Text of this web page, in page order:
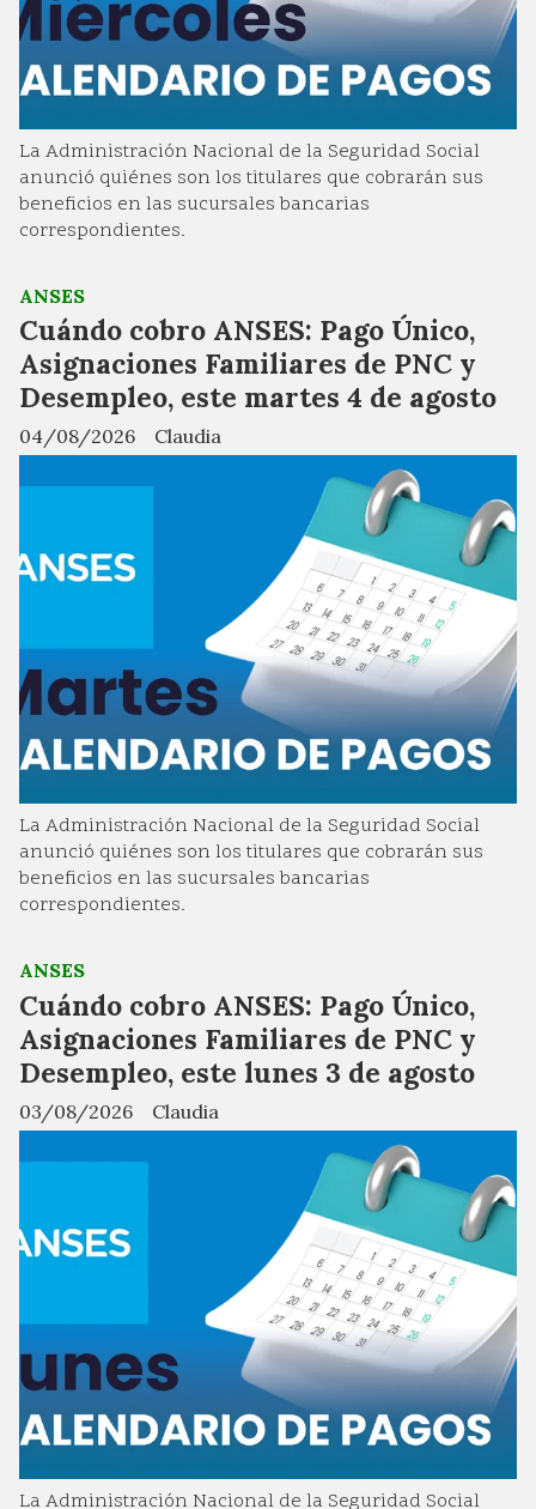
La Administración Nacional de la Seguridad Social
anunció quiénes son los titulares que cobrarán sus
beneficios en las sucursales bancarias
correspondientes.
Cuándo cobro ANSES: Pago Único,
Asignaciones Familiares de PNC y
Desempleo, este martes 4 de agosto
Claudia
ANSES
04/08/2026
La Administración Nacional de la Seguridad Social
anunció quiénes son los titulares que cobrarán sus
beneficios en las sucursales bancarias
correspondientes.
Cuándo cobro ANSES: Pago Único,
Asignaciones Familiares de PNC y
Desempleo, este lunes 3 de agosto
Claudia
ANSES
03/08/2026
La Administración Nacional de la Seguridad Social